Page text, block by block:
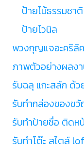
ป้ายไม้ธรรมชาติ
ป้ายไวนิล
พวงกุญแจอะคริลิค
ภาพตัวอย่างผลง
รับฉลุ แกะสลัก ด้ว
รับทำกล่องของข
รับทำป้ายชื่อ ติดห
รับทำโต๊ะ สไตล์